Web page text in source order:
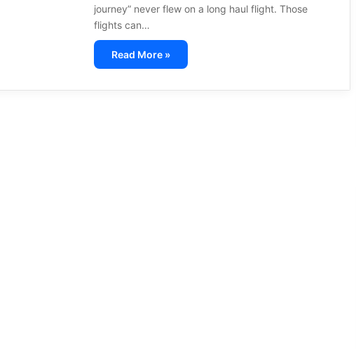
journey” never flew on a long haul flight. Those
flights can…
Read More »